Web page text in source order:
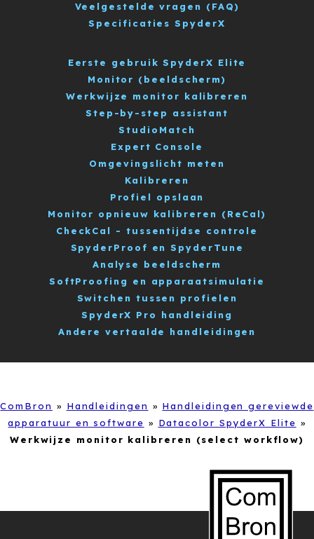
Veelgestelde vragen (FAQ)
Specificaties SpyderX
Eerste gebruik SpyderX Elite
Monitor (beeldscherm)
Werkwijze monitor kalibreren
Step-by-step assistant
StudioMatch
Expert Console
Omgevingslicht meten
Kalibreren
Profiel opslaan
Monitor opnieuw kalibreren (ReCal)
CheckCal - tussentijdse controle
SpyderProof en SpyderTune
Analyse beeldscherm
SoftProofing en apparaatsimulatie
Switchen tussen profielen
SpyderX Pro handleiding
Andere vertaalde handleidingen
ComBron » Handleidingen » Handleidingen gereviewde
apparatuur en software » Datacolor SpyderX Elite »
Werkwijze monitor kalibreren (select workflow)